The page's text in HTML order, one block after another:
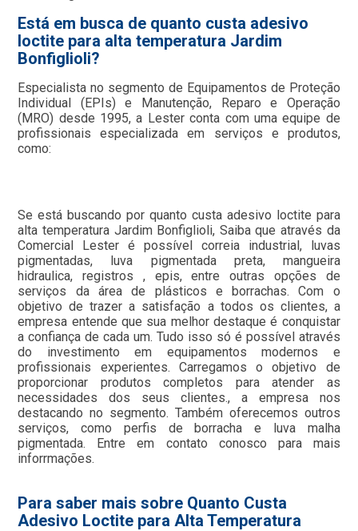
Está em busca de quanto custa adesivo
loctite para alta temperatura Jardim
Bonfiglioli?
Especialista no segmento de Equipamentos de Proteção
Individual (EPIs) e Manutenção, Reparo e Operação
(MRO) desde 1995, a Lester conta com uma equipe de
profissionais especializada em serviços e produtos,
como:
Se está buscando por quanto custa adesivo loctite para
alta temperatura Jardim Bonfiglioli, Saiba que através da
Comercial Lester é possível correia industrial, luvas
pigmentadas, luva pigmentada preta, mangueira
hidraulica, registros , epis, entre outras opções de
serviços da área de plásticos e borrachas. Com o
objetivo de trazer a satisfação a todos os clientes, a
empresa entende que sua melhor destaque é conquistar
a confiança de cada um. Tudo isso só é possível através
do investimento em equipamentos modernos e
profissionais experientes. Carregamos o objetivo de
proporcionar produtos completos para atender as
necessidades dos seus clientes., a empresa nos
destacando no segmento. Também oferecemos outros
serviços, como perfis de borracha e luva malha
pigmentada. Entre em contato conosco para mais
inforrmações.
Para saber mais sobre Quanto Custa
Adesivo Loctite para Alta Temperatura